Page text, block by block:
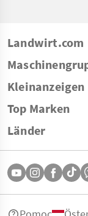
Landwirt.com
Kleinanzeigen
Top Marken
Länder